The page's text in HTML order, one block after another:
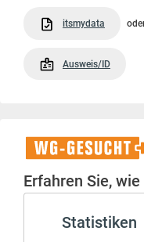
itsmydata
Ausweis/ID
WG-
Gesucht+
Erfahren Sie,
Statistiken